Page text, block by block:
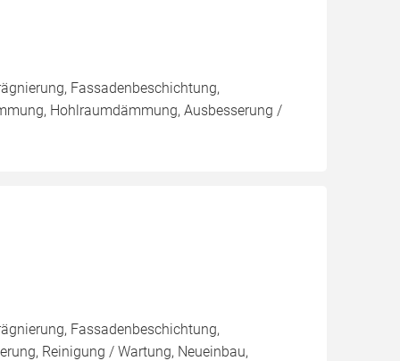
Fassadenbeschichtung,
Hohlraumdämmung, Ausbesserung /
Fassadenbeschichtung,
Reinigung / Wartung, Neueinbau,